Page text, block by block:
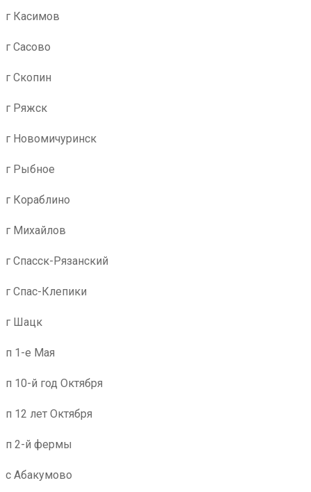
г Касимов
г Сасово
г Скопин
г Ряжск
г Новомичуринск
г Рыбное
г Кораблино
г Михайлов
г Спасск-Рязанский
г Спас-Клепики
г Шацк
п 1-е Мая
п 10-й год Октября
п 12 лет Октября
п 2-й фермы
с Абакумово